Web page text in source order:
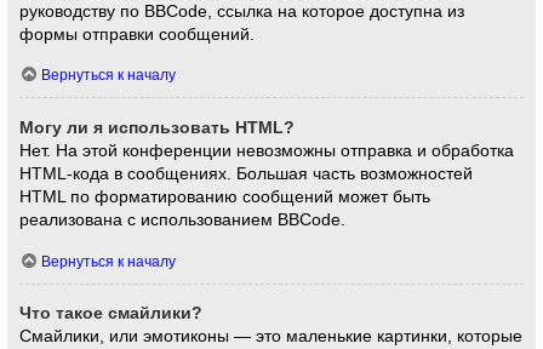
руководству по BBCode, ссылка на которое доступна из
формы отправки сообщений.
Вернуться к началу
Могу ли я использовать HTML?
Нет. На этой конференции невозможны отправка и обработка
HTML-кода в сообщениях. Большая часть возможностей
HTML по форматированию сообщений может быть
реализована с использованием BBCode.
Вернуться к началу
Что такое смайлики?
Смайлики, или эмотиконы — это маленькие картинки, которые